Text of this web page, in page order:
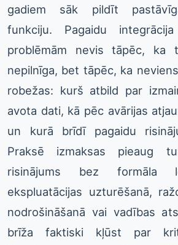
gadiem sāk pildīt
funkciju. Pagaidu
problēmām nevis tāpēc, ka
nepilnīga, bet tāpēc, ka
robežas: kurš atbild par
avota dati, kā pēc avārijas
un kurā brīdī pagaidu
Praksē izmaksas pieaug
risinājums bez formāla
ekspluatācijas uzturēšanā,
nodrošināšanā vai vadības
brīža faktiski kļūst par